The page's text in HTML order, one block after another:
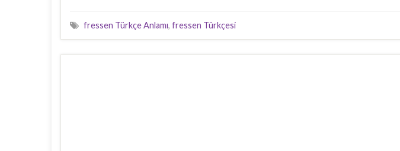
fressen Türkçe Anlamı, fressen Türkçesi